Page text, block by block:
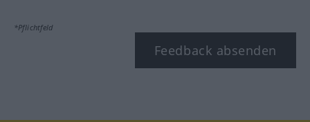
*Pflichtfeld
Feedback absenden